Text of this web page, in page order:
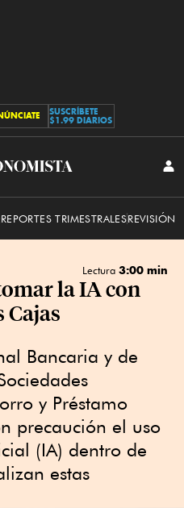
SUSCRÍBETE
$1.99 DIARIOS
El
REPORTES TRIMESTRALESREVISIÓN
Lectura 3:00 min
la IA con
Cajas
Bancaria y de
y Préstamo
precaución el uso
(IA) dentro de
estas